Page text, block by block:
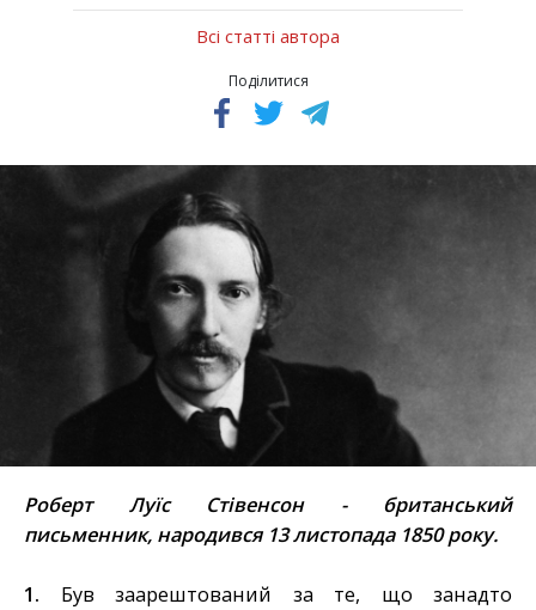
Всі статті автора
Поділитися
Роберт Луїс Стівенсон - британський
письменник, народився 13 листопада 1850 року.
1. Був заарештований за те, що занадто